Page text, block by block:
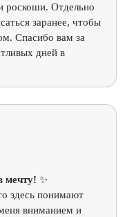
роскоши. Отдельно
заранее, чтобы
Спасибо вам за
дней в
мечту! ✨
здесь понимают
вниманием и